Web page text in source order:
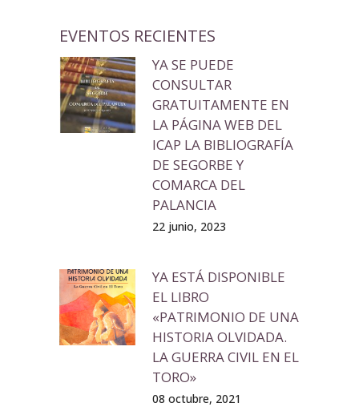
EVENTOS RECIENTES
YA SE PUEDE
CONSULTAR
GRATUITAMENTE EN
LA PÁGINA WEB DEL
ICAP LA BIBLIOGRAFÍA
DE SEGORBE Y
COMARCA DEL
PALANCIA
22 junio, 2023
YA ESTÁ DISPONIBLE
EL LIBRO
«PATRIMONIO DE UNA
HISTORIA OLVIDADA.
LA GUERRA CIVIL EN EL
TORO»
08 octubre, 2021